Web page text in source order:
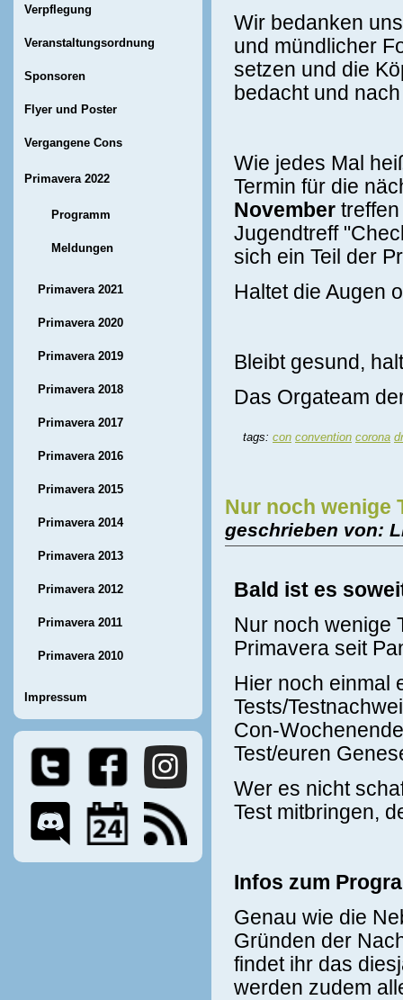
Verpflegung
Veranstaltungsordnung
Sponsoren
Flyer und Poster
Vergangene Cons
Primavera 2022
Programm
Meldungen
Primavera 2021
Primavera 2020
Primavera 2019
Primavera 2018
Primavera 2017
Primavera 2016
Primavera 2015
Primavera 2014
Primavera 2013
Primavera 2012
Primavera 2011
Primavera 2010
Impressum
Wir bedanken
und mündlicher
setzen und die
bedacht und
Wie jedes Mal
Termin für die
November
Jugendtreff
sich ein Teil der
Haltet die Augen
Bleibt gesund,
Das Orgateam
tags: con convention corona
Nur noch wenige
geschrieben von:
Bald ist es
Nur noch wenige
Primavera seit
Hier noch einmal
Tests/
Con-
Test/euren
Wer es nicht
Test mitbringen,
Infos zum
Genau wie die
Gründen der
findet ihr das
werden zudem